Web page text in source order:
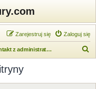
Zaloguj się
Zarejestruj się
Kontakt z administratorem witryny
k